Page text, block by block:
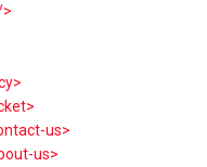
us>
us>